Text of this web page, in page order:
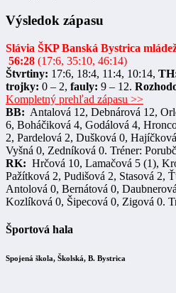
Výsledok zápasu
Slávia ŠKP Banská Bystrica
56:28 (17:6, 35:10, 46:14)
Štvrtiny: 17:6, 18:4, 11:4, 10:14,
trojky: 0 – 2, fauly: 9 – 12.
Kompletný prehľad zápasu >>
BB: Antalová 12, Debnárová 12,
6, Boháčiková 4, Godálová 4,
2, Pardelová 2, Dušková 0,
Vyšná 0, Zedníková 0. Tréner:
RK: Hrčová 10, Lamačová 5 (1),
Pažítková 2, Pudišová 2, Stasová 2,
Antolová 0, Bernátová 0,
Kozlíková 0, Šipecová 0, Zigová 0.
Športová hala
Spojená škola, Školská, B. Bystrica